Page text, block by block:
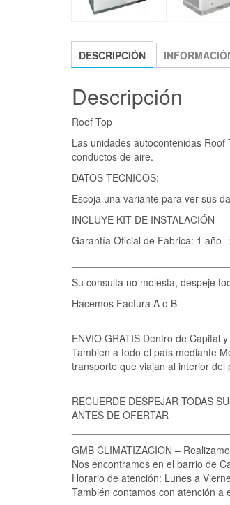
DESCRIPCIÓN
Descripción
Roof Top
Las unidades autocontenidas
conductos de aire.
DATOS TECNICOS:
Escoja una variante para ver sus
INCLUYE KIT DE INSTALACIÓN
Garantía Oficial de Fábrica: 1 año
Su consulta no molesta, despeje
Hacemos Factura A o B
ENVIO GRATIS Dentro de Capital y
Tambien a todo el país mediante
transporte que viajan al interior
RECUERDE DESPEJAR TODAS
ANTES DE OFERTAR
GMB CLIMATIZACION –
Nos encontramos en el barrio de
Horario de atención: Lunes a
También contamos con atención a